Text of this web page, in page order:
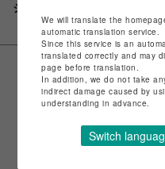
シェアする
We will translate the
automatic translation service.
Since this service is an
translated correctly and may
page before translation.
In addition, we do not take
indirect damage caused by
understanding in advance.
Switch